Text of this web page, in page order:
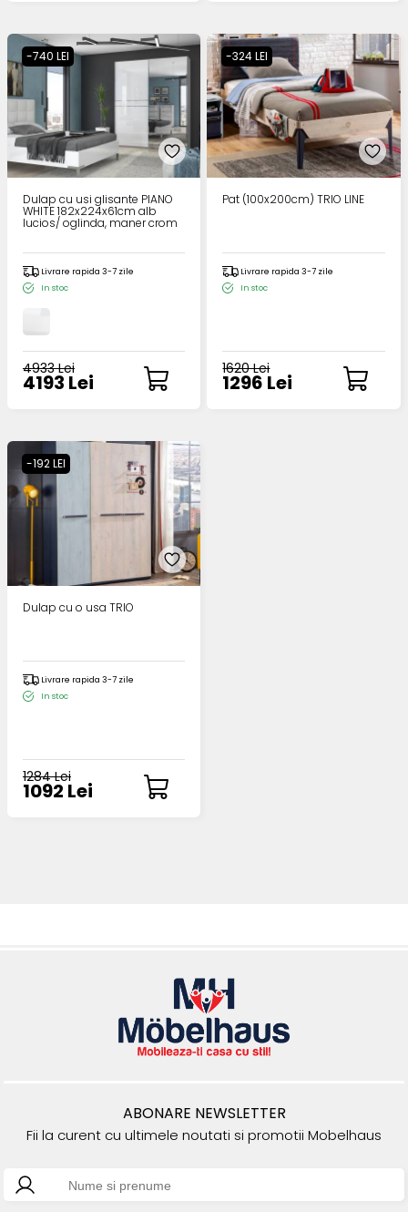
-740 LEI
Dulap cu usi glisante PIANO
WHITE 182x224x61cm alb
lucios/ oglinda, maner crom
Livrare rapida 3-7 zile
In stoc
4933 Lei
4193 Lei
-324 LEI
Pat (100x200cm) TRIO LINE
Livrare rapida 3-7 zile
In stoc
1620 Lei
1296 Lei
-192 LEI
Dulap cu o usa TRIO
Livrare rapida 3-7 zile
In stoc
1284 Lei
1092 Lei
ABONARE NEWSLETTER
Fii la curent cu ultimele noutati si promotii Mobelhaus